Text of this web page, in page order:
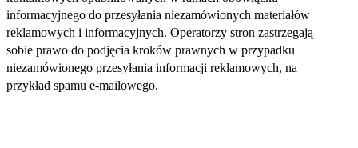
informacyjnego do przesyłania niezamówionych materiałów
reklamowych i informacyjnych. Operatorzy stron zastrzegają
sobie prawo do podjęcia kroków prawnych w przypadku
niezamówionego przesyłania informacji reklamowych, na
przykład spamu e-mailowego.